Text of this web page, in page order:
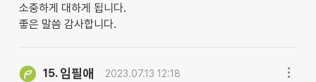
소중하게 대하게 됩니다.
좋은 말씀 감사합니다.
15. 임필애 2023.07.13 12:18